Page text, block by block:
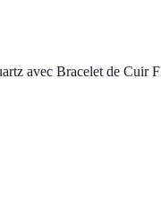
avec Bracelet de Cuir